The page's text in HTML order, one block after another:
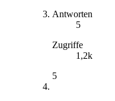
Antworten
5
Zugriffe
1,2k
5